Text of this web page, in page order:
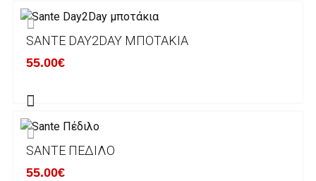
Χρόνος Διεκπεραίωσης Παραγγελιών:
ΠΟΛΙΤΙΚΗ ΕΠΙΣΤΡΟΦΩΝ
SANTE DAY2DAY ΜΠΟΤΆΚΙΑ
55.00€
SANTE ΠΈΔΙΛΟ
55.00€